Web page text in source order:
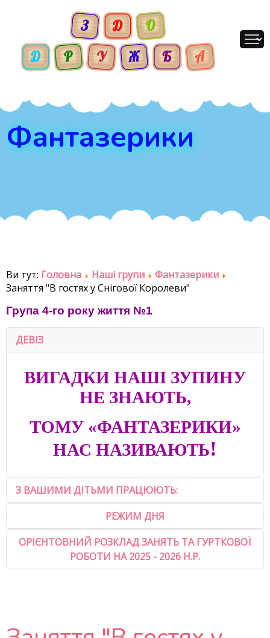
Фантазерики
Ви тут: Головна Наші групи
Фантазерики
Заняття "В гостях у Снігової Королеви"
Група 4-го року життя №1
ДЕВІЗ
ВИГАДКИ НАШІ ЗУПИНУ
НЕ ЗНАЮТЬ,
ТОМУ «ФАНТАЗЕРИКИ»
НАС НАЗИВАЮТЬ!
З ВАШИМИ ДІТЬМИ ПРАЦЮЮТЬ:
РЕЖИМ ДНЯ
ОРІЄНТОВНИЙ РОЗКЛАД ЗАНЯТЬ ТА ГУРТКОВОЇ
РОБОТИ НА 2025 - 2026 Н.Р.